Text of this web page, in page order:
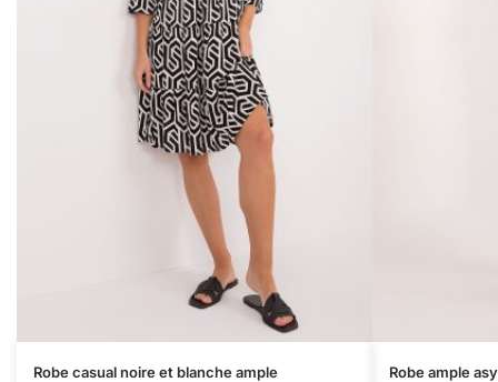
Robe casual noire et blanche ample Robe ample